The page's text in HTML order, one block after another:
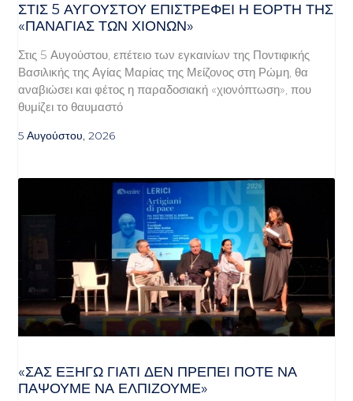
ΣΤΙΣ 5 ΑΥΓΟΎΣΤΟΥ ΕΠΙΣΤΡΈΦΕΙ Η ΕΟΡΤΉ ΤΗΣ
«ΠΑΝΑΓΊΑΣ ΤΩΝ ΧΙΌΝΩΝ»
Στις 5 Αυγούστου, επέτειο των εγκαινίων της Ποντιφικής
Βασιλικής της Αγίας Μαρίας της Μείζονος στη Ρώμη, θα
αναβιώσει και φέτος η παραδοσιακή «χιονόπτωση», που
θυμίζει το θαυμαστό
5 Αυγούστου, 2026
«ΣΑΣ ΕΞΗΓΏ ΓΙΑΤΊ ΔΕΝ ΠΡΈΠΕΙ ΠΟΤΈ ΝΑ
ΠΆΨΟΥΜΕ ΝΑ ΕΛΠΊΖΟΥΜΕ»